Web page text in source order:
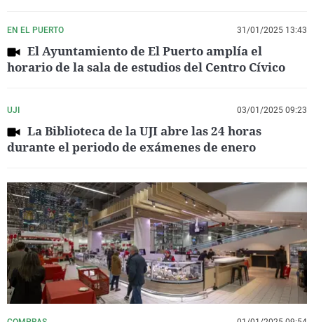
EN EL PUERTO 31/01/2025 13:43
El Ayuntamiento de El Puerto amplía el
horario de la sala de estudios del Centro Cívico
UJI 03/01/2025 09:23
La Biblioteca de la UJI abre las 24 horas
durante el periodo de exámenes de enero